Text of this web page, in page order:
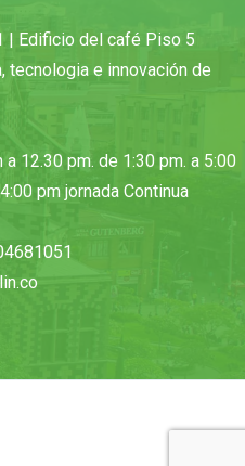
| Edificio del café Piso 5
tecnologia e innovación de
12.30 pm. de 1:30 pm. a 5:00
pm jornada Continua